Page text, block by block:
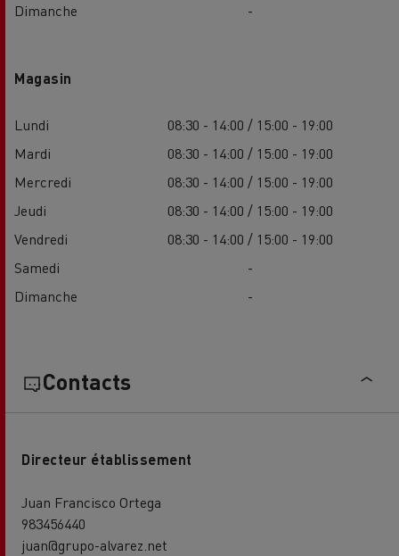
Dimanche
-
Magasin
Lundi
08:30 - 14:00 / 15:00 - 19:00
Mardi
08:30 - 14:00 / 15:00 - 19:00
Mercredi
08:30 - 14:00 / 15:00 - 19:00
Jeudi
08:30 - 14:00 / 15:00 - 19:00
Vendredi
08:30 - 14:00 / 15:00 - 19:00
Samedi
-
Dimanche
-
Contacts
Directeur établissement
Juan Francisco Ortega
983456440
juan@grupo-alvarez.net